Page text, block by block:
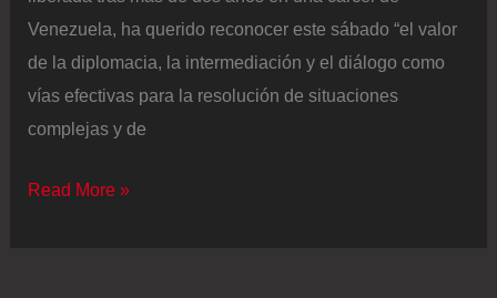
Venezuela, ha querido reconocer este sábado “el valor
de la diplomacia, la intermediación y el diálogo como
vías efectivas para la resolución de situaciones
complejas y de
La
Read More »